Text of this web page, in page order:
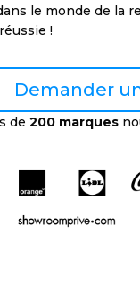
le monde de la
!
Demander
de200 marques